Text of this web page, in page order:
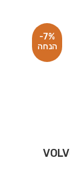
-7%